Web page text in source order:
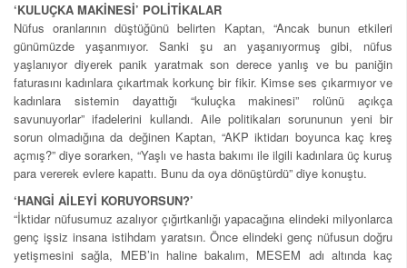
‘KULUÇKA MAKİNESİ’ POLİTİKALAR
Nüfus oranlarının düştüğünü belirten Kaptan, “Ancak bunun etkileri
günümüzde yaşanmıyor. Sanki şu an yaşanıyormuş gibi, nüfus
yaşlanıyor diyerek panik yaratmak son derece yanlış ve bu paniğin
faturasını kadınlara çıkartmak korkunç bir fikir. Kimse ses çıkarmıyor ve
kadınlara sistemin dayattığı “kuluçka makinesi” rolünü açıkça
savunuyorlar” ifadelerini kullandı. Aile politikaları sorununun yeni bir
sorun olmadığına da değinen Kaptan, “AKP iktidarı boyunca kaç kreş
açmış?” diye sorarken, “Yaşlı ve hasta bakımı ile ilgili kadınlara üç kuruş
para vererek evlere kapattı. Bunu da oya dönüştürdü” diye konuştu.
‘HANGİ AİLEYİ KORUYORSUN?’
“İktidar nüfusumuz azalıyor çığırtkanlığı yapacağına elindeki milyonlarca
genç işsiz insana istihdam yaratsın. Önce elindeki genç nüfusun doğru
yetişmesini sağla, MEB’in haline bakalım, MESEM adı altında kaç